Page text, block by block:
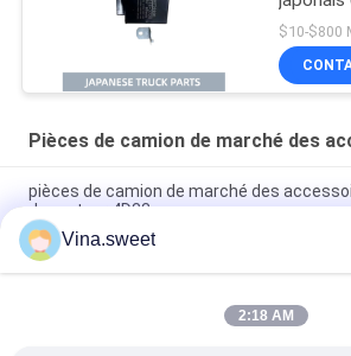
3720/1-
pour
ISUZU
$10-$800
Pièces de camion de marché des
pièces de camion de marché des
du moteur 4D33
démarreur 6With de 24V 11T d'un 1
6WG1
Pièces de camion de marché des
Vina.sweet
2:18 AM